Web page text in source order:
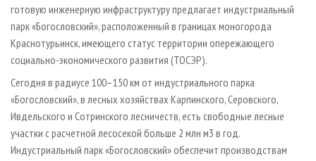
готовую инженерную инфраструктуру предлагает индустриальный
парк «Богословский», расположенный в границах моногорода
Краснотурьинск, имеющего статус территории опережающего
социально-экономического развития (ТОСЭР).
Сегодня в радиусе 100–150 км от индустриального парка
«Богословский», в лесных хозяйствах Карпинского, Серовского,
Ивдельского и Сотринского лесничеств, есть свободные лесные
участки с расчетной лесосекой больше 2 млн м3 в год.
Индустриальный парк «Богословский» обеспечит производствам